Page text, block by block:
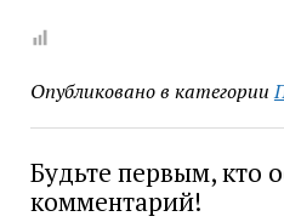
Опубликовано в категории
Будьте первым, кто
комментарий!